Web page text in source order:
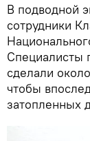
В подводной
сотрудники
Специалисты
сделали
чтобы
затопленных